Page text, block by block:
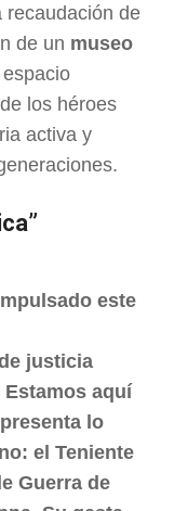
recaudación de
de un museo
los héroes
activa y
este
justicia
aquí
lo
el Teniente
Guerra de